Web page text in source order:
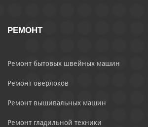
РЕМОНТ
Ремонт бытовых швейных машин
Ремонт оверлоков
Ремонт вышивальных машин
Ремонт гладильной техники